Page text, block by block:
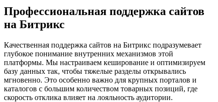
Профессиональная поддержка сайтов
на Битрикс
Качественная поддержка сайтов на Битрикс подразумевает
глубокое понимание внутренних механизмов этой
платформы. Мы настраиваем кеширование и оптимизируем
базу данных так, чтобы тяжелые разделы открывались
мгновенно. Это особенно важно для крупных порталов и
каталогов с большим количеством товарных позиций, где
скорость отклика влияет на лояльность аудитории.